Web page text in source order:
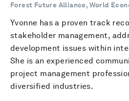
Forest Future Alliance, World
Yvonne has a proven track
stakeholder management,
development issues within
She is an experienced
project management
diversified industries.